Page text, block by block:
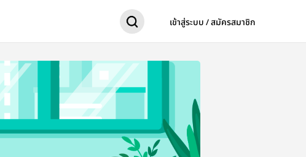
เข้าสู่ระบบ / สมัครสมาชิก